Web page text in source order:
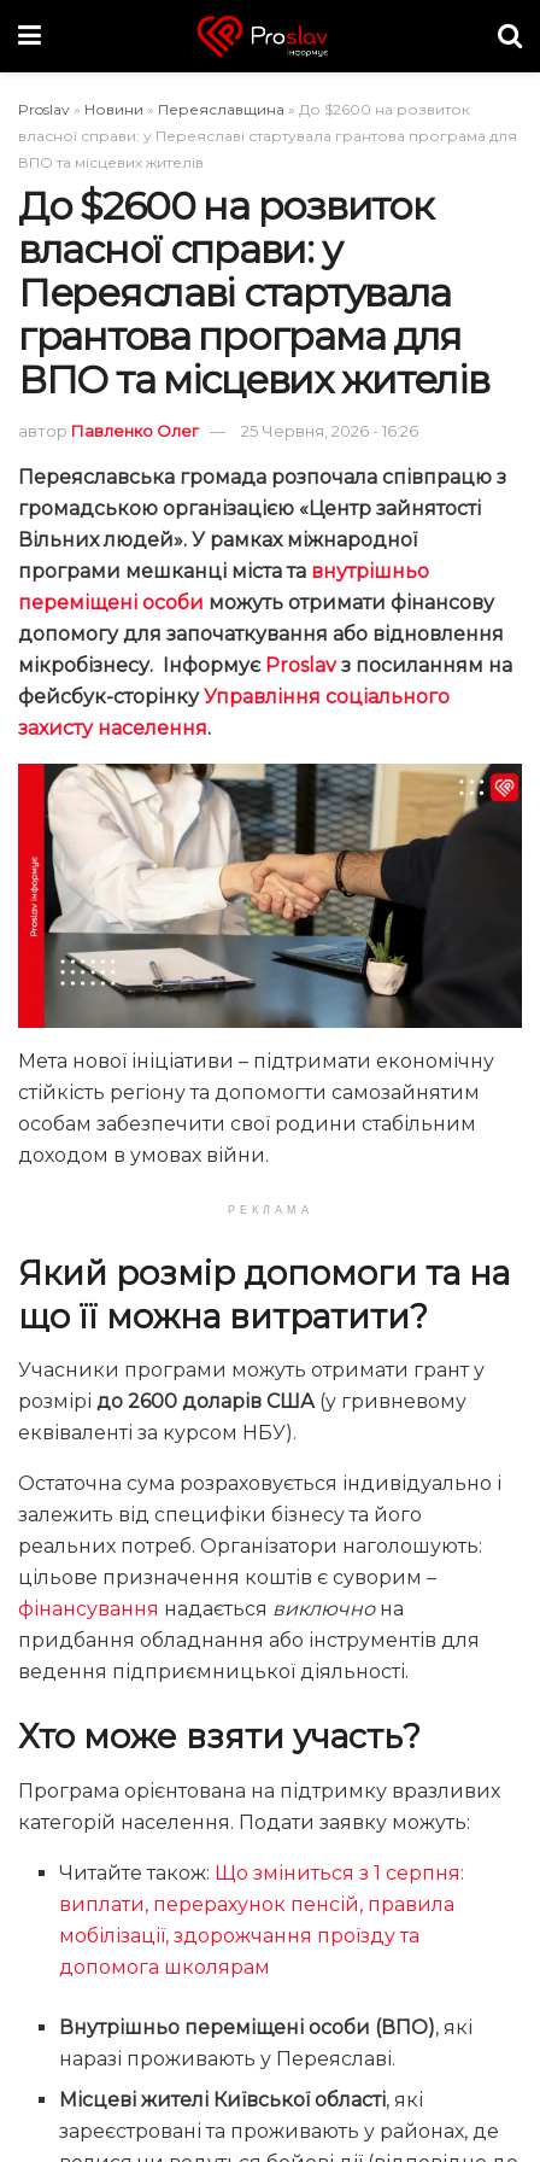
Proslav » Новини » Переяславщина » До $2600 на розвиток
власної справи: у Переяславі стартувала грантова програма для
ВПО та місцевих жителів
До $2600 на розвиток
власної справи: у
Переяславі стартувала
грантова програма для
ВПО та місцевих жителів
автор Павленко Олег 25 Червня, 2026 - 16:26
Переяславська громада розпочала співпрацю з
громадською організацією «Центр зайнятості
Вільних людей». У рамках міжнародної
програми мешканці міста та внутрішньо
переміщені особи можуть отримати фінансову
допомогу для започаткування або відновлення
мікробізнесу. Інформує Proslavз посиланням на
фейсбук-сторінкуУправління соціального
захисту населення.
Мета нової ініціативи – підтримати економічну
стійкість регіону та допомогти самозайнятим
особам забезпечити свої родини стабільним
доходом в умовах війни.
РЕКЛАМА
Який розмір допомоги та на
що її можна витратити?
Учасники програми можуть отримати грант у
розмірі до 2600 доларів США(у гривневому
еквіваленті за курсом НБУ).
Остаточна сума розраховується індивідуально і
залежить від специфіки бізнесу та його
реальних потреб. Організатори наголошують:
цільове призначення коштів є суворим –
фінансування надається виключнона
придбання обладнання або інструментів для
ведення підприємницької діяльності.
Хто може взяти участь?
Програма орієнтована на підтримку вразливих
категорій населення. Подати заявку можуть:
Читайте також: Що зміниться з 1 серпня:
виплати, перерахунок пенсій, правила
мобілізації, здорожчання проїзду та
допомога школярам
Внутрішньо переміщені особи (ВПО), які
наразі проживають у Переяславі.
Місцеві жителі Київської області, які
зареєстровані та проживають у районах, де